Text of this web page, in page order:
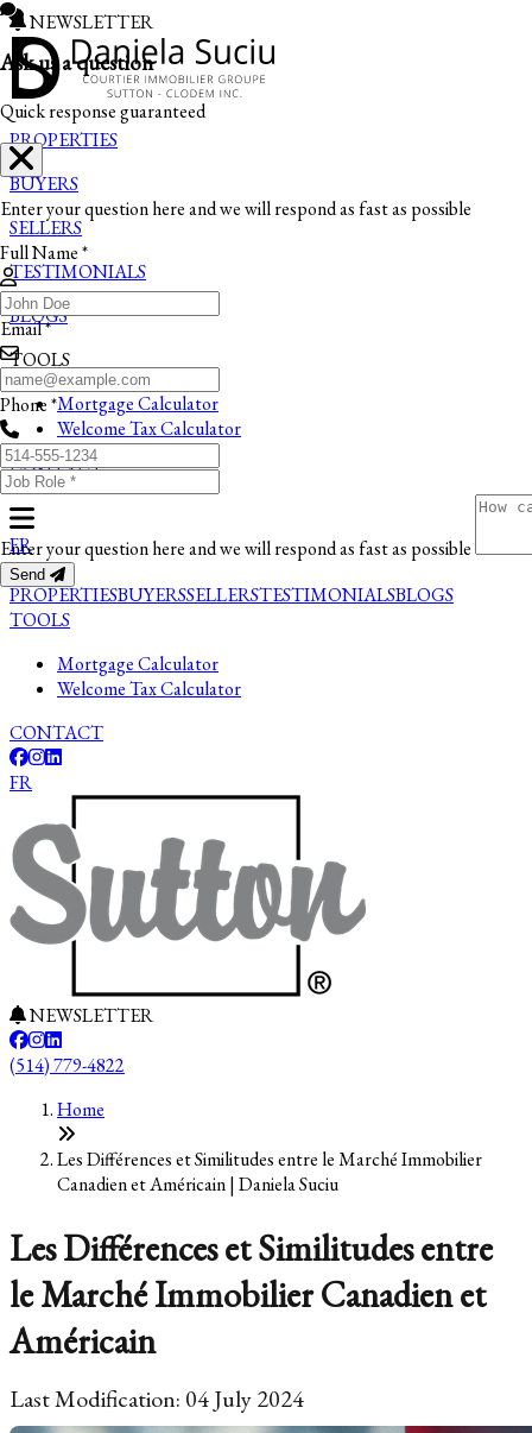
NEWSLETTER
PROPERTIES
BUYERS
SELLERS
TESTIMONIALS
BLOGS
TOOLS
Mortgage Calculator
Welcome Tax Calculator
CONTACT
FR
PROPERTIESBUYERSSELLERSTESTIMONIALSBLOGS
TOOLS
Mortgage Calculator
Welcome Tax Calculator
CONTACT
FR
NEWSLETTER
(514) 779-4822
Home
Les Différences et Similitudes entre le Marché Immobilier
Canadien et Américain | Daniela Suciu
Les Différences et Similitudes entre
le Marché Immobilier Canadien et
Américain
Last Modification: 04 July 2024
Ask us a question
Quick response guaranteed
Enter your question here and we will respond as fast as possible
Full Name *
Email *
Phone *
Enter your question here and we will respond as fast as possible
Send